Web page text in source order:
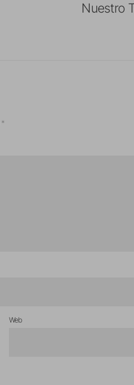
Nuestro
*
Web